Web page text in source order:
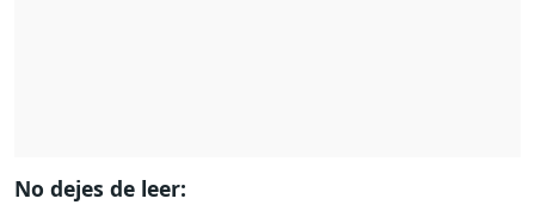
No dejes de leer: